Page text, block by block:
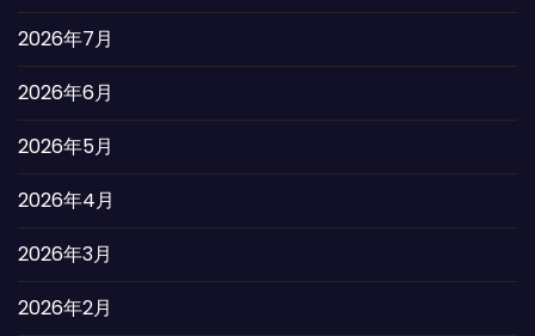
2026年7月
2026年6月
2026年5月
2026年4月
2026年3月
2026年2月